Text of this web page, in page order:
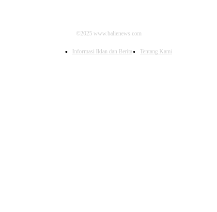
©2025 www.balienews.com
Informasi Iklan dan Berita Tentang Kami